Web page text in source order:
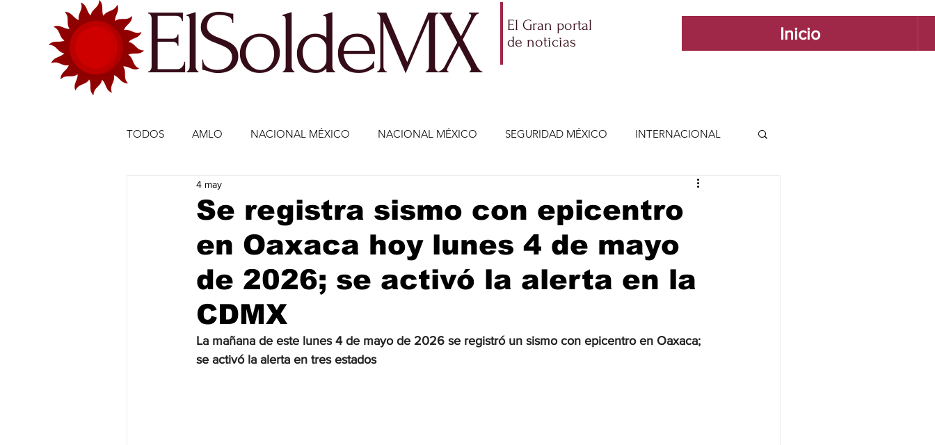
ElSoldeMX
El Gran portal
de noticias
Inicio
TODOS AMLO NACIONAL MÉXICO NACIONAL MÉXICO SEGURIDAD MÉXICO INTERNACIONAL
ECONOMÍA MÉXICO ECONOMÍA INTERNACIONAL
DEPORTES DEPORTES CIENCIA Y TECNOLOGÍA ENTRETENIMIENTO VIDA Y ESTILO
ESTADOS-POLÍTICA
JALISCO-PABLO LEMUS EDOMEX23-POLÍTICA
Se registra sismo con epicentro
en Oaxaca hoy lunes 4 de mayo
de 2026; se activó la alerta en la
CDMX
4 may
La mañana de este lunes 4 de mayo de 2026 se registró un sismo con epicentro en Oaxaca;
se activó la alerta en tres estados